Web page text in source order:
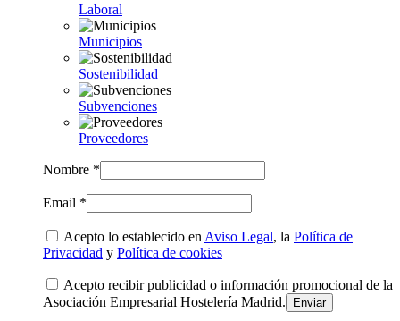
Laboral
Municipios
Sostenibilidad
Subvenciones
Proveedores
Nombre *
Email *
Acepto lo establecido en Aviso Legal, la Política de
Privacidad y Política de cookies
Acepto recibir publicidad o información promocional de la
Asociación Empresarial Hostelería Madrid.